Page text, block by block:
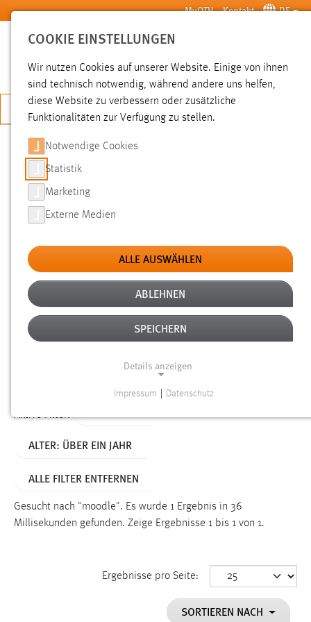
Zum Hauptinhalt springen MyOTH Kontakt DE
SUCHE
JETZT BEWERBEN
SUCHE
FILTER
Typ
Erstellungsdatum
Alter
Aktive Filter:
ALTER: ÜBER EIN JAHR
ALLE FILTER ENTFERNEN
Gesucht nach "moodle". Es wurde 1 Ergebnis in 36
Millisekunden gefunden. Zeige Ergebnisse 1 bis 1 von 1.
Ergebnisse pro Seite:
SORTIEREN NACH
COOKIE EINSTELLUNGEN
Wir nutzen Cookies auf unserer Website. Einige von ihnen
sind technisch notwendig, während andere uns helfen,
diese Website zu verbessern oder zusätzliche
Funktionalitäten zur Verfügung zu stellen.
Notwendige Cookies
Statistik
Marketing
Externe Medien
ALLE AUSWÄHLEN
ABLEHNEN
SPEICHERN
Details anzeigen
Funktionen und sind für die einwandfreie Funktion der
Name:
Dieser Cookie speichert die ausgewählten Einverständnis-
Impressum Datenschutz